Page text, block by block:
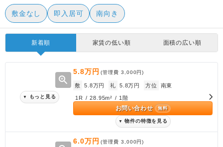
敷金なし 即入居可 南向き
新着順 家賃の低い順 面積の広い順
zoom_in
▼ もっと見る
5.8万円 (管理費3,000円)
敷 5.8万円 礼 5.8万円 方位 南東
1R / 28.95m² / 1階
お問い合わせ 無料
▼ 物件の特徴を見る
6.0万円 (管理費3,000円)